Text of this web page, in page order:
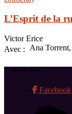
L’Esprit de la
Victor Erice
Avec :
Ana
Suivez-nous !
Facebook